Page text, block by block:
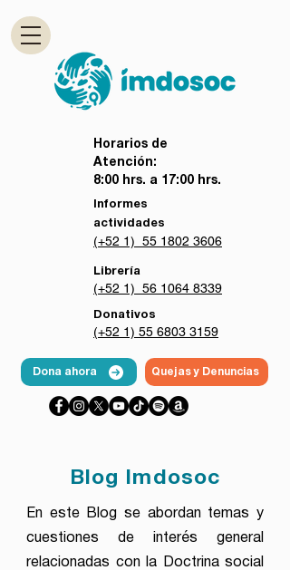
Horarios de
Atención:
8:00 hrs. a 17:00 hrs.
Informes
actividades
(+52 1) 55 1802 3606
Librería
(+52 1) 56 1064 8339
Donativos
(+52 1) 55 6803 3159
Dona ahora Quejas y Denuncias
Blog Imdosoc
En este Blog se abordan temas y
cuestiones de interés general
relacionadas con la Doctrina social